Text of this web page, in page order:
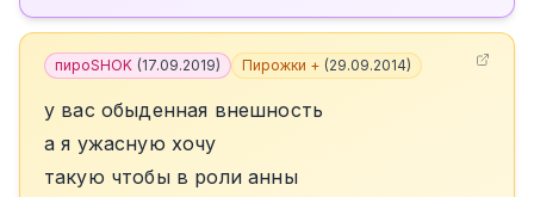
пироSHOK (17.09.2019) Пирожки + (29.09.2014)
у вас обыденная внешность
а я ужасную хочу
такую чтобы в роли анны